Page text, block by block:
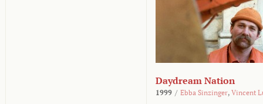
Daydream Nation
1999 / Ebba Sinzinger, Vincent